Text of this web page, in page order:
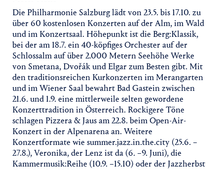
Die Philharmonie Salzburg lädt von 23.5. bis 17.10. zu
über 60 kostenlosen Konzerten auf der Alm, im Wald
und im Konzertsaal. Höhepunkt ist die Berg:Klassik,
bei der am 18.7. ein 40-köpfiges Orchester auf der
Schlossalm auf über 2.000 Metern Seehöhe Werke
von Smetana, Dvořák und Elgar zum Besten gibt. Mit
den traditionsreichen Kurkonzerten im Merangarten
und im Wiener Saal bewahrt Bad Gastein zwischen
21.6. und 1.9. eine mittlerweile selten gewordene
Konzerttradition in Österreich. Rockigere Töne
schlagen Pizzera & Jaus am 22.8. beim Open-Air-
Konzert in der Alpenarena an. Weitere
Konzertformate wie summer.jazz.in.the.city (25.6. –
27.8.), Veronika, der Lenz ist da (6. –9. Juni), die
Kammermusik:Reihe (10.9. –15.10) oder der Jazzherbst